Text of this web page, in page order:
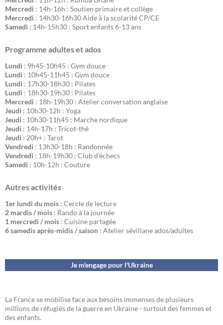
Mercredi : 14h-16h : Soutien primaire et collège
Mercredi : 14h30-16h30 Aide à la scolarité CP/CE
Samedi : 14h-15h30 : Sport enfants 6-13 ans
Programme adultes et ados
Lundi : 9h45-10h45 : Gym douce
Lundi : 10h45-11h45 : Gym douce
Lundi : 17h30-18h30 : Pilates
Lundi : 18h30-19h30 : Pilates
Mercredi : 18h-19h30 : Atelier conversation anglaise
Jeudi : 10h30-12h : Yoga
Jeudi : 10h30-11h45 : Marche nordique
Jeudi : 14h-17h : Tricot-thé
Jeudi : 20h+ : Tarot
Vendredi : 13h30-18h : Randonnée
Vendredi : 18h-19h30 : Club d'échecs
Samedi : 10h-12h : Couture
Autres activités
1er lundi du mois : Cercle de lecture
2 mardis / mois : Rando à la journée
1 mercredi / mois : Cuisine partagée
6 samedis après-midis / saison : Atelier sévillane ados/adultes
Je m'engage pour l'Ukraine
La France se mobilise face aux besoins immenses de plusieurs
millions de réfugiés de la guerre en Ukraine - surtout des femmes et
des enfants.